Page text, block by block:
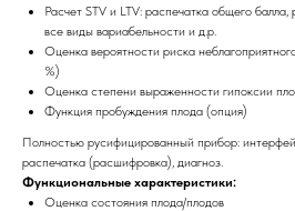
Расчет STV и LTV: распечатка общего
все виды вариабельности и д.р.
Оценка вероятности риска
%)
Оценка степени выраженности гипоксии
Функция пробуждения плода (опция)
Полностью русифицированный прибор:
распечатка (расшифровка), диагноз.
Функциональные характеристики:
Оценка состояния плода/плодов